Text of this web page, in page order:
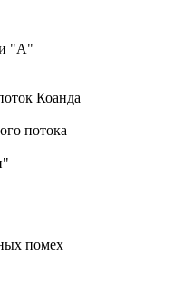
"А"
Коанда
потока
помех